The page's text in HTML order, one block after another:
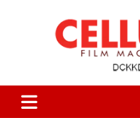
celluloid